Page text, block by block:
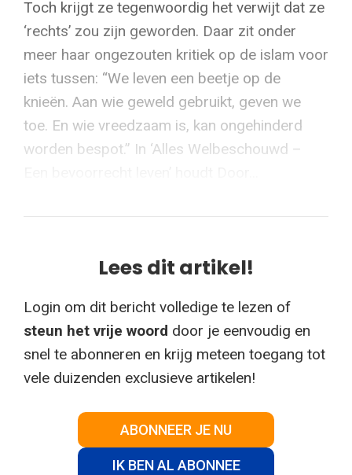
Toch krijgt ze tegenwoordig het verwijt dat ze
‘rechts’ zou zijn geworden. Daar zit onder
meer haar ongezouten kritiek op de islam voor
iets tussen: “We leven een beetje op de
knieën. Aan wie geweld gebruikt, geven we
toe. En wie vreedzaam is, kan ongehinderd
worden bespot.” In ‘Alles Welbeschouwd –
Lees dit artikel!
Login om dit bericht volledige te lezen of
steun het vrije woord door je eenvoudig en
snel te abonneren en krijg meteen toegang tot
vele duizenden exclusieve artikelen!
ABONNEER JE NU
IK BEN AL ABONNEE